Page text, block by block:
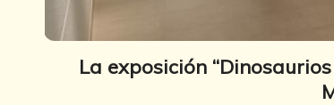
La exposición